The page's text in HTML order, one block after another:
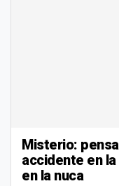
Misterio:
accidente en
en la nuca